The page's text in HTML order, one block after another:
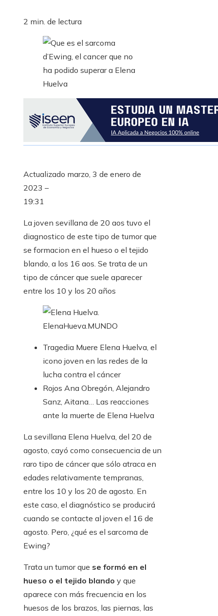
2 min. de lectura
Actualizado marzo, 3 de enero de
2023 –
19:31
La joven sevillana de 20 aos tuvo el
diagnostico de este tipo de tumor que
se formacion en el hueso o el tejido
blando, a los 16 aos. Se trata de un
tipo de cáncer que suele aparecer
entre los 10 y los 20 años
ElenaHueva.MUNDO
Tragedia Muere Elena Huelva, el
icono joven en las redes de la
lucha contra el cáncer
Rojos Ana Obregón, Alejandro
Sanz, Aitana… Las reacciones
ante la muerte de Elena Huelva
La sevillana Elena Huelva, del 20 de
agosto, cayó como consecuencia de un
raro tipo de cáncer que sólo atraca en
edades relativamente tempranas,
entre los 10 y los 20 de agosto. En
este caso, el diagnóstico se producirá
cuando se contacte al joven el 16 de
agosto. Pero, ¿qué es el sarcoma de
Ewing?
Trata un tumor que se formó en el
hueso o el tejido blando y que
aparece con más frecuencia en los
huesos de los brazos, las piernas, las